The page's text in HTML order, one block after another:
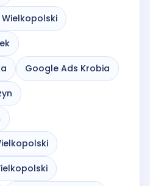
Google Ads Krobia